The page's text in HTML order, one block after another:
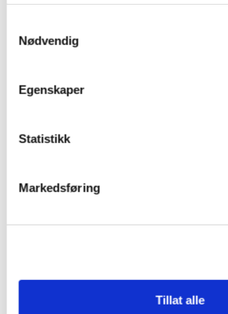
Nødvendig
Egenskaper
Statistikk
Markedsføring
Tillat alle
med strømbrudd, vannmangel og
tre venezuelanere – har
sanitærløsninger. Minstelønnen er
Venezuela er et samfunn der
Rosendorf Joys. som var på